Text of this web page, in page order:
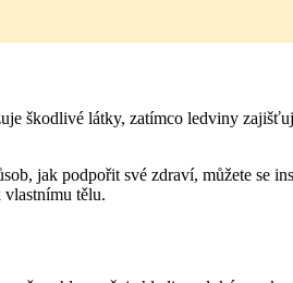
škodlivé látky, zatímco ledviny
jak podpořit své zdraví, můžete se
vlastnímu tělu.